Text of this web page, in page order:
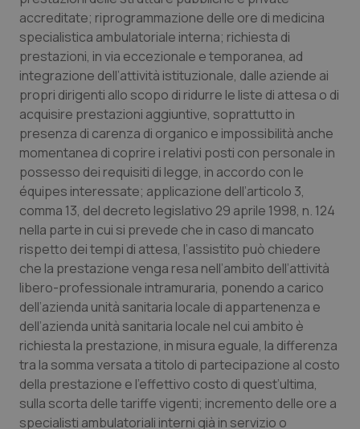
accreditate; riprogrammazione delle ore di medicina
specialistica ambulatoriale interna; richiesta di
prestazioni, in via eccezionale e temporanea, ad
integrazione dell’attività istituzionale, dalle aziende ai
propri dirigenti allo scopo di ridurre le liste di attesa o di
acquisire prestazioni aggiuntive, soprattutto in
presenza di carenza di organico e impossibilità anche
momentanea di coprire i relativi posti con personale in
possesso dei requisiti di legge, in accordo con le
équipes interessate; applicazione dell’articolo 3,
comma 13, del decreto legislativo 29 aprile 1998, n. 124
nella parte in cui si prevede che in caso di mancato
rispetto dei tempi di attesa, l’assistito può chiedere
che la prestazione venga resa nell’ambito dell’attività
libero-professionale intramuraria, ponendo a carico
dell’azienda unità sanitaria locale di appartenenza e
dell’azienda unità sanitaria locale nel cui ambito è
richiesta la prestazione, in misura eguale, la differenza
tra la somma versata a titolo di partecipazione al costo
della prestazione e l’effettivo costo di quest’ultima,
sulla scorta delle tariffe vigenti; incremento delle ore a
specialisti ambulatoriali interni già in servizio o